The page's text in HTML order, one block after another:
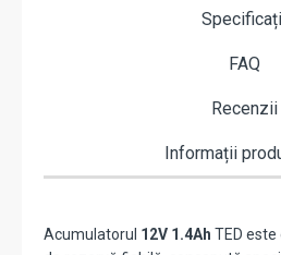
FAQ
Recenzii
Informații
Acumulatorul 12V 1.4Ah TED